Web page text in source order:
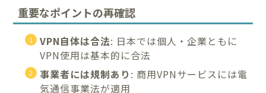
重要なポイントの再確認
VPN自体は合法: 日本では個人・企業ともに
VPN使用は基本的に合法
事業者には規制あり : 商用VPNサービスには電
気通信事業法が適用